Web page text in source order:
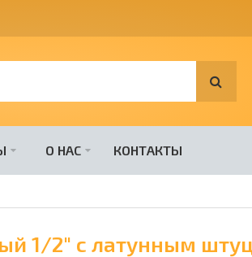
О НАС КОНТАКТЫ
1/2" с латунным